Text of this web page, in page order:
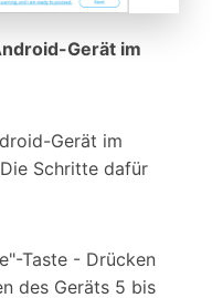
Gerät im
Gerät im
Schritte dafür
Taste - Drücken
des Geräts 5 bis